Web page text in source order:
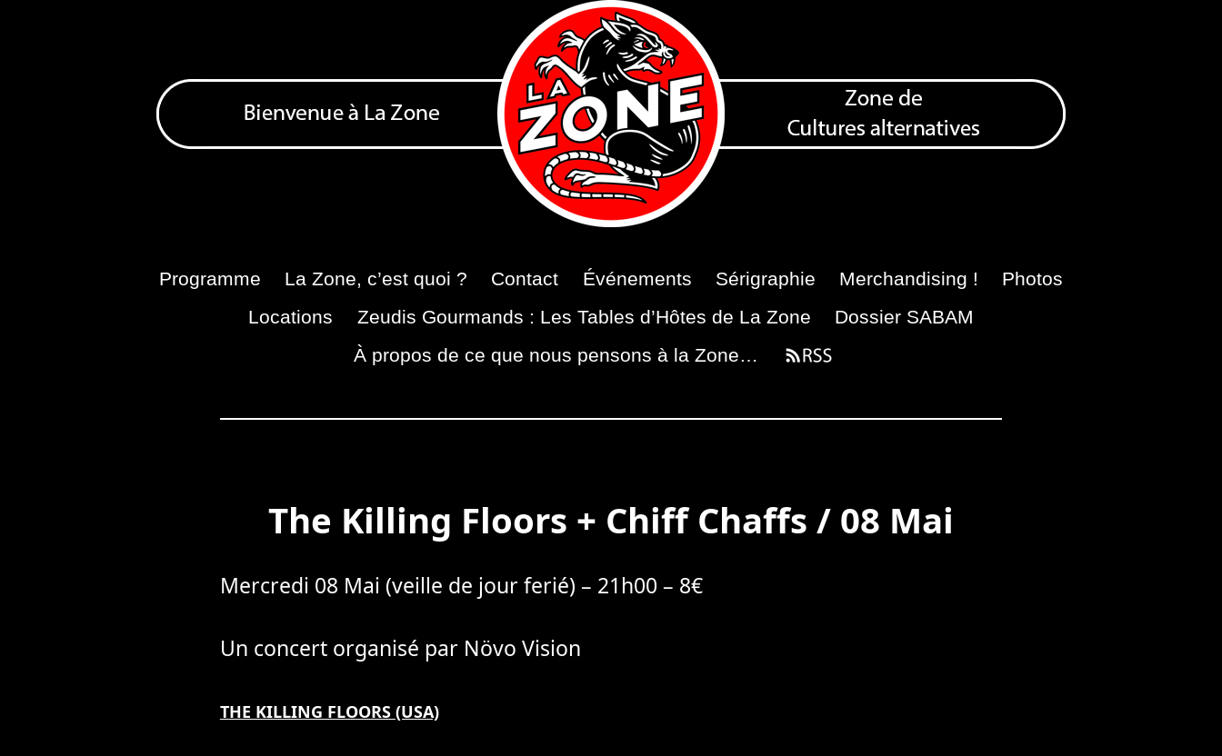
Programme La Zone, c’est quoi ? Contact Événements Sérigraphie Merchandising !
Photos
Locations
Zeudis Gourmands : Les Tables d’Hôtes de La Zone
Dossier SABAM
À propos de ce que nous pensons à la Zone…
The Killing Floors + Chiff Chaffs / 08 Mai
Mercredi 08 Mai (veille de jour ferié) – 21h00 – 8€
Un concert organisé par Növo Vision
THE KILLING FLOORS (USA)